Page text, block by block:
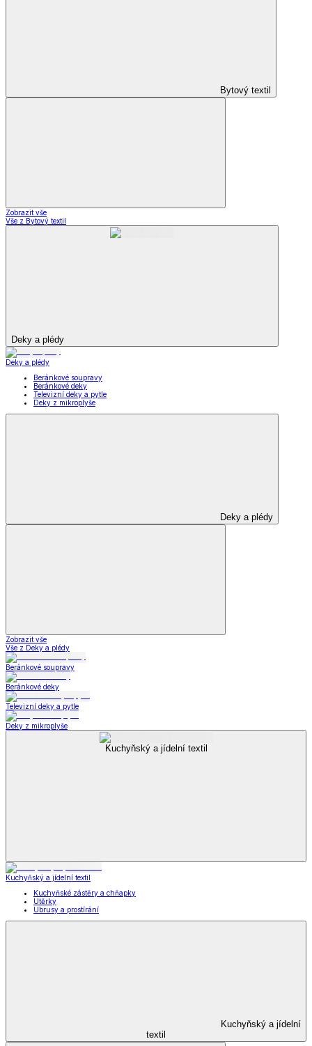
Bytový textil
Zobrazit vše
Vše z Bytový textil
Deky a plédy
Deky a plédy
Beránkové soupravy
Beránkové deky
Televizní deky a pytle
Deky z mikroplyše
Deky a plédy
Zobrazit vše
Vše z Deky a plédy
Beránkové soupravy
Beránkové deky
Televizní deky a pytle
Deky z mikroplyše
Kuchyňský a jídelní textil
Kuchyňský a jídelní textil
Kuchyňské zástěry a chňapky
Utěrky
Ubrusy a prostírání
Kuchyňský a jídelní
textil